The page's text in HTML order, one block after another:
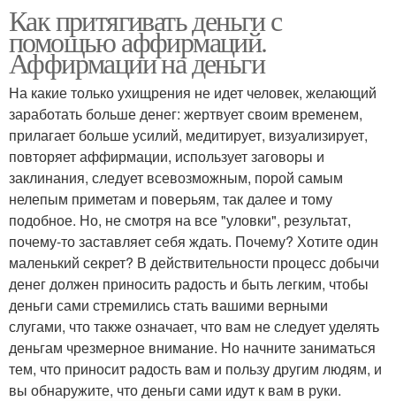
привлечение
богатство
Аффирмации на
материальное
благополучие
Как притягивать деньги с
помощью аффирмаций.
Аффирмации на деньги
На какие только ухищрения не идет человек, желающий
заработать больше денег: жертвует своим временем,
прилагает больше усилий, медитирует, визуализирует,
повторяет аффирмации, использует заговоры и
заклинания, следует всевозможным, порой самым
нелепым приметам и поверьям, так далее и тому
подобное. Но, не смотря на все "уловки", результат,
почему-то заставляет себя ждать. Почему? Хотите один
маленький секрет? В действительности процесс добычи
денег должен приносить радость и быть легким, чтобы
деньги сами стремились стать вашими верными
слугами, что также означает, что вам не следует уделять
деньгам чрезмерное внимание. Но начните заниматься
тем, что приносит радость вам и пользу другим людям, и
вы обнаружите, что деньги сами идут к вам в руки.